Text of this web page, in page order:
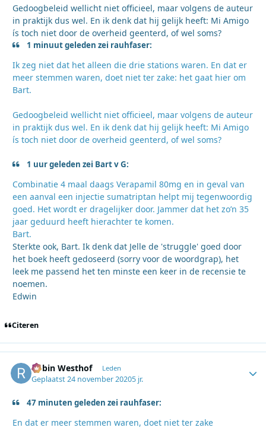
Gedoogbeleid wellicht niet officieel, maar volgens de auteur
in praktijk dus wel. En ik denk dat hij gelijk heeft: Mi Amigo
ís toch niet door de overheid geenterd, of wel soms?
1 minuut geleden zei rauhfaser:
Ik zeg niet dat het alleen die drie stations waren. En dat er
meer stemmen waren, doet niet ter zake: het gaat hier om
Bart.
Gedoogbeleid wellicht niet officieel, maar volgens de auteur
in praktijk dus wel. En ik denk dat hij gelijk heeft: Mi Amigo
ís toch niet door de overheid geenterd, of wel soms?
1 uur geleden zei Bart v G:
Combinatie 4 maal daags Verapamil 80mg en in geval van
een aanval een injectie sumatriptan helpt mij tegenwoordig
goed. Het wordt er dragelijker door. Jammer dat het zo’n 35
jaar geduurd heeft hierachter te komen.
Bart.
Sterkte ook, Bart. Ik denk dat Jelle de 'struggle' goed door
het boek heeft gedoseerd (sorry voor de woordgrap), het
leek me passend het ten minste een keer in de recensie te
noemen.
Edwin
Citeren
Robin Westhof Leden
Geplaatst24 november 20205 jr.
47 minuten geleden zei rauhfaser:
En dat er meer stemmen waren, doet niet ter zake